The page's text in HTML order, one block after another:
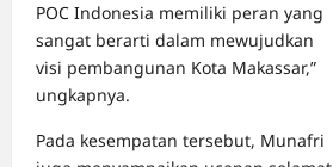
POC Indonesia memiliki peran yang
sangat berarti dalam mewujudkan
visi pembangunan Kota Makassar,”
ungkapnya.
Pada kesempatan tersebut, Munafri